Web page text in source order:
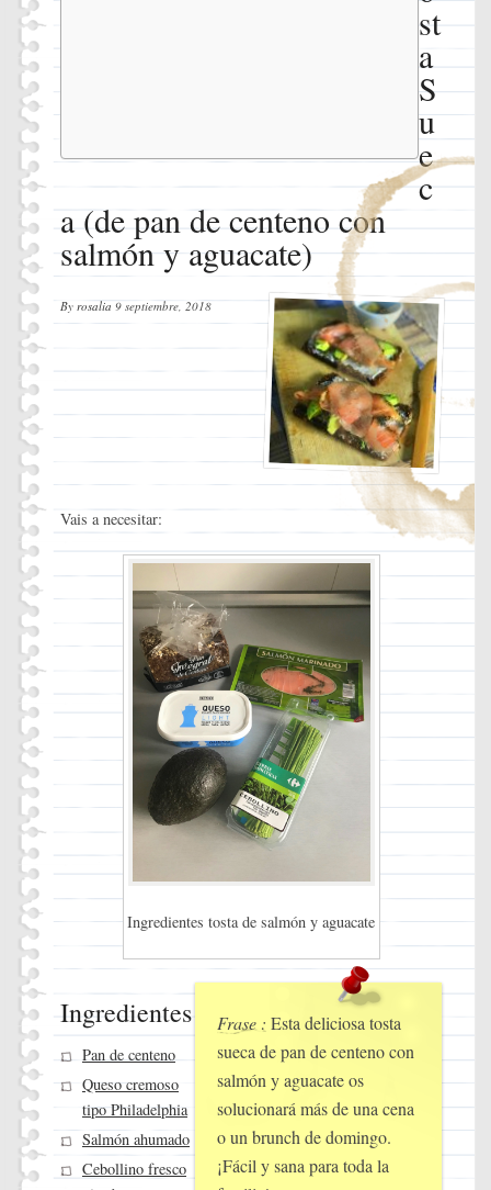
pan de
centeno
con
salmón y
aguacate)
st
a
S
u
e
c
a (de pan de centeno con
salmón y aguacate)
By rosalia9 septiembre, 2018
Vais a necesitar:
Ingredientes tosta de salmón y aguacate
Frase : Esta deliciosa tosta
sueca de pan de centeno con
salmón y aguacate os
solucionará más de una cena
o un brunch de domingo.
¡Fácil y sana para toda la
Ingredientes
Pan de centeno
Queso cremoso
tipo Philadelphia
Salmón ahumado
Cebollino fresco